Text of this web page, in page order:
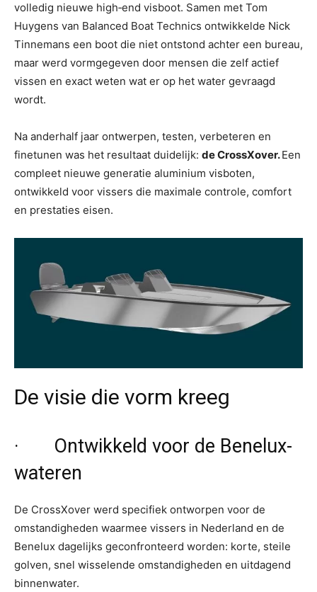
volledig nieuwe high‑end visboot. Samen met Tom
Huygens van Balanced Boat Technics ontwikkelde Nick
Tinnemans een boot die niet ontstond achter een bureau,
maar werd vormgegeven door mensen die zelf actief
vissen en exact weten wat er op het water gevraagd
wordt.
Na anderhalf jaar ontwerpen, testen, verbeteren en
finetunen was het resultaat duidelijk: de CrossXover.Een
compleet nieuwe generatie aluminium visboten,
ontwikkeld voor vissers die maximale controle, comfort
en prestaties eisen.
De visie die vorm kreeg
· Ontwikkeld voor de Benelux-
wateren
De CrossXover werd specifiek ontworpen voor de
omstandigheden waarmee vissers in Nederland en de
Benelux dagelijks geconfronteerd worden: korte, steile
golven, snel wisselende omstandigheden en uitdagend
binnenwater.